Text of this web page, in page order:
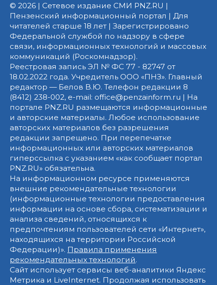
© 2026 | Сетевое издание СМИ PNZ.RU |
Пензенский информационный портал | Для
читателей старше 18 лет | Зарегистрировано
Федеральной службой по надзору в сфере
связи, информационных технологий и массовых
коммуникаций (Роскомнадзор).
Реестровая запись ЭЛ № ФС 77 - 82747 от
18.02.2022 года. Учредитель ООО «ПНЗ». Главный
редактор — Белов В.Ю. Телефон редакции 8
(8412) 238-002, e-mail: office@penzainform.ru | На
портале PNZ.RU размещаются информационные
и авторские материалы. Любое использование
авторских материалов без разрешения
редакции запрещено. При перепечатке
информационных или авторских материалов
гиперссылка с указанием «как сообщает портал
PNZ.RU» обязательна.
На информационном ресурсе применяются
внешние рекомендательные технологии
(информационные технологии предоставления
информации на основе сбора, систематизации и
анализа сведений, относящихся к
предпочтениям пользователей сети «Интернет»,
находящихся на территории Российской
Федерации)». Правила применения
рекомендательных технологий.
Сайт использует сервисы веб-аналитики Яндекс
Метрика и LiveInternet. Продолжая использовать